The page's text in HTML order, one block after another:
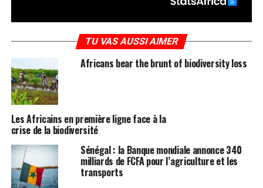
TU VAS AUSSI AIMER
Africans bear the brunt of biodiversity loss
Les Africains en première ligne face à la
crise de la biodiversité
Sénégal : la Banque mondiale annonce 340
milliards de FCFA pour l’agriculture et les
transports